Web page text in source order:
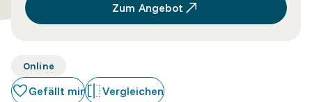
Zum Angebot
Online
Gefällt mir Vergleichen